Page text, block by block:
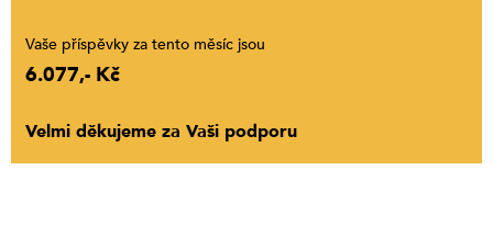
Vaše příspěvky za tento měsíc jsou
6.077,- Kč
Velmi děkujeme za Vaši podporu